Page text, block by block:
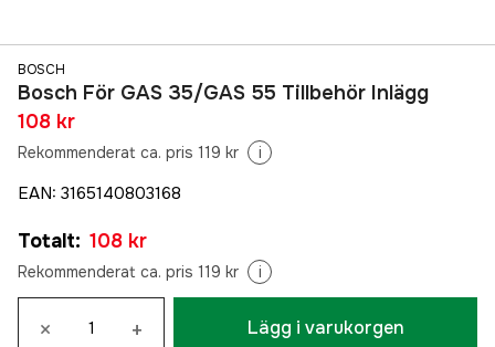
BOSCH
Bosch För GAS 35/GAS 55 Tillbehör Inlägg
108 kr
Rekommenderat ca. pris 119 kr i
EAN: 3165140803168
Totalt: 108 kr
Rekommenderat ca. pris 119 kr i
× + Lägg i varukorgen